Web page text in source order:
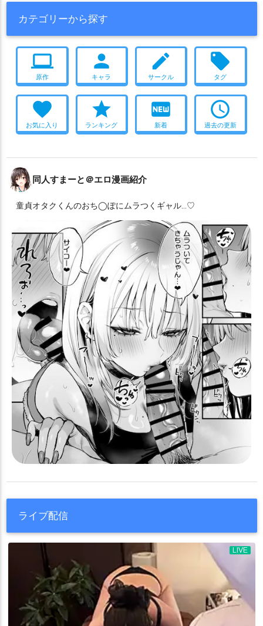
カテゴリーから探す
computer
原作
person
キャラ
create
サークル
local_offer
タグ
favorite
お気に入り
star
ランキング
fiber_new
新着
access_time
過去の更新
同人すまーと＠エロ漫画紹介
童貞オタクくんのおち◯ぽにムラつくギャル…♡
ライブ配信